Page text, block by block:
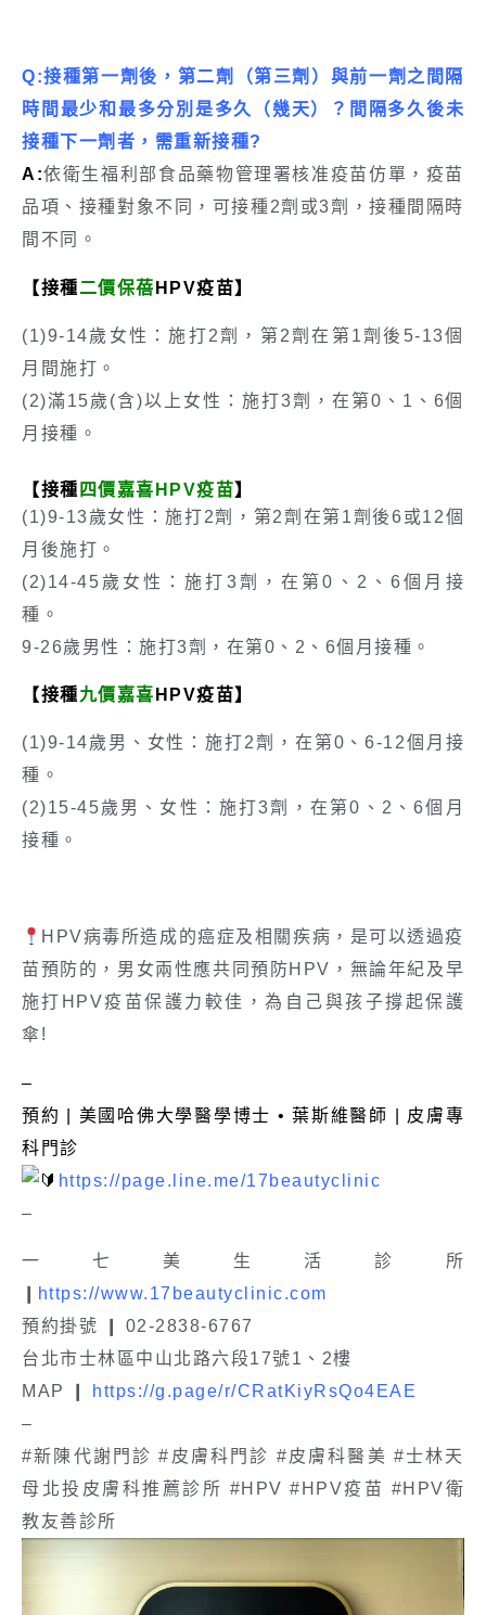
Q:接種第一劑後，第二劑（第三劑）與前一劑之間隔
時間最少和最多分別是多久（幾天）？間隔多久後未
接種下一劑者，需重新接種?
A:依衛生福利部食品藥物管理署核准疫苗仿單，疫苗
品項、接種對象不同，可接種2劑或3劑，接種間隔時
間不同。
【接種二價保蓓 HPV疫苗】
(1)9-14歲女性：施打2劑，第2劑在第1劑後5-13個
月間施打。
(2)滿15歲(含)以上女性：施打3劑，在第0、1、6個
月接種。
【接種 四價嘉喜HPV疫苗】
(1)9-13歲女性：施打2劑，第2劑在第1劑後6或12個
月後施打。
(2)14-45歲女性：施打3劑，在第0、2、6個月接
種。
9-26歲男性：施打3劑，在第0、2、6個月接種。
【接種九價嘉喜 HPV疫苗】
(1)9-14歲男、女性：施打2劑，在第0、6-12個月接
種。
(2)15-45歲男、女性：施打3劑，在第0、2、6個月
接種。
HPV病毒所造成的癌症及相關疾病，是可以透過疫
苗預防的，男女兩性應共同預防HPV，無論年紀及早
施打HPV疫苗保護力較佳，為自己與孩子撐起保護
傘!
–
預約 | 美國哈佛大學醫學博士 • 葉斯維醫師 | 皮膚專
科門診
https://page.line.me/17beautyclinic
–
一七美生活診所
https://www.17beautyclinic.com
預約掛號 ❙ 02-2838-6767
台北市士林區中山北路六段17號1、2樓
MAP ❙
https://g.page/r/CRatKiyRsQo4EAE
–
#新陳代謝門診 #皮膚科門診 #皮膚科醫美 #士林天
母北投皮膚科推薦診所 #HPV #HPV疫苗 #HPV衛
教友善診所